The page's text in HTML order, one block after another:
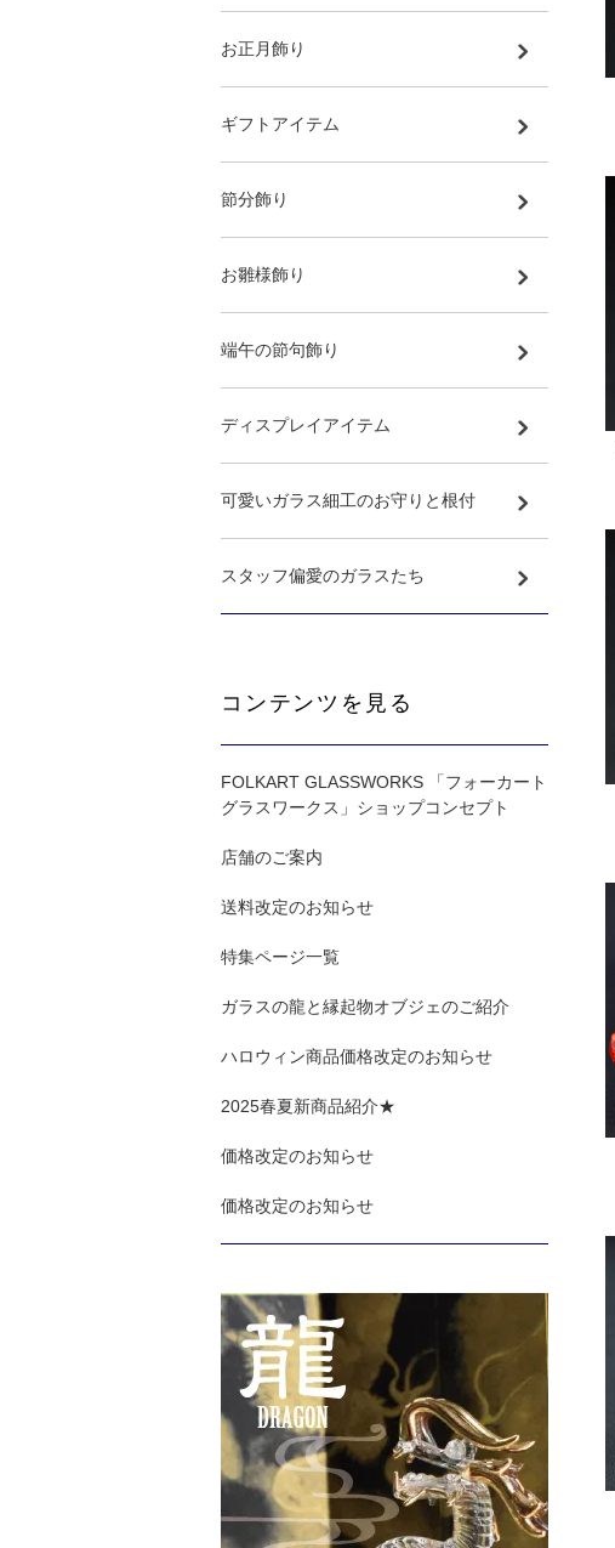
お正月飾り
ギフトアイテム
節分飾り
お雛様飾り
端午の節句飾り
ディスプレイアイテム
可愛いガラス細工のお守りと根付
スタッフ偏愛のガラスたち
コンテンツを見る
FOLKART GLASSWORKS 「フォーカート
グラスワークス」ショップコンセプト
店舗のご案内
送料改定のお知らせ
特集ページ一覧
ガラスの龍と縁起物オブジェのご紹介
ハロウィン商品価格改定のお知らせ
2025春夏新商品紹介★
価格改定のお知らせ
価格改定のお知らせ